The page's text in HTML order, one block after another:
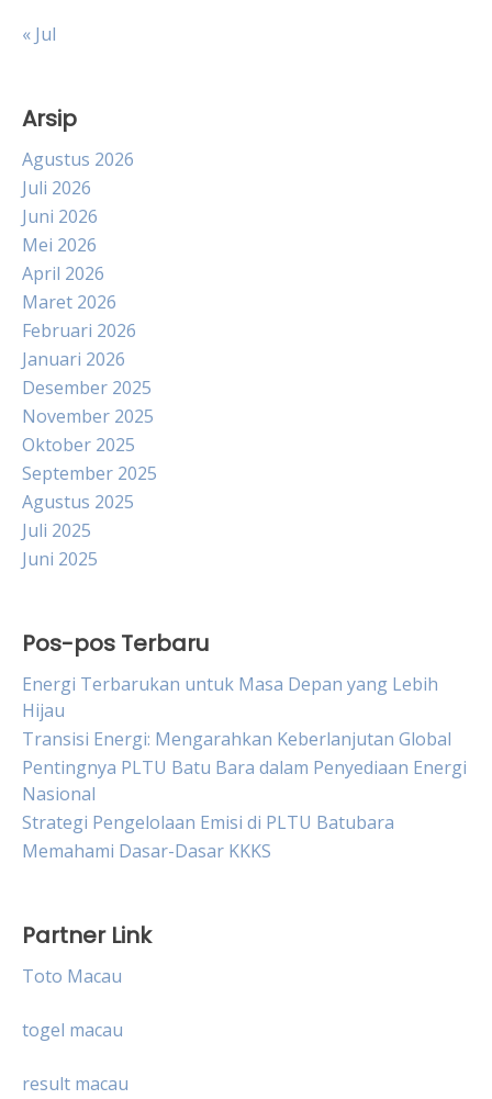
« Jul
Arsip
Agustus 2026
Juli 2026
Juni 2026
Mei 2026
April 2026
Maret 2026
Februari 2026
Januari 2026
Desember 2025
November 2025
Oktober 2025
September 2025
Agustus 2025
Juli 2025
Juni 2025
Pos-pos Terbaru
Energi Terbarukan untuk Masa Depan yang Lebih
Hijau
Transisi Energi: Mengarahkan Keberlanjutan Global
Pentingnya PLTU Batu Bara dalam Penyediaan Energi
Nasional
Strategi Pengelolaan Emisi di PLTU Batubara
Memahami Dasar-Dasar KKKS
Partner Link
Toto Macau
togel macau
result macau